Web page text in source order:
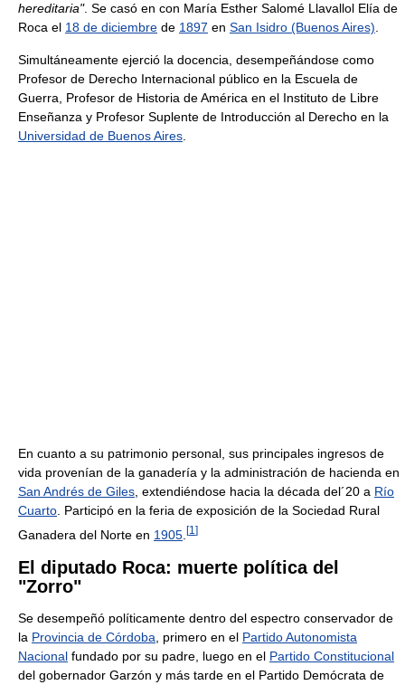
hereditaria". Se casó en con María Esther Salomé Llavallol Elía de
Roca el 18 de diciembre de 1897 en San Isidro (Buenos Aires)
Simultáneamente ejerció la docencia, desempeñándose como
Profesor de Derecho Internacional público en la Escuela de
Guerra, Profesor de Historia de América en el Instituto de Libre
Enseñanza y Profesor Suplente de Introducción al Derecho en la
Universidad de Buenos Aires
En cuanto a su patrimonio personal, sus principales ingresos de
vida provenían de la ganadería y la administración de hacienda en
San Andrés de Giles , extendiéndose hacia la década del´20 a Río
Cuarto . Participó en la feria de exposición de la Sociedad Rural
Ganadera del Norte en 1905 [1 ]
El diputado Roca: muerte política del
"Zorro"
Se desempeñó políticamente dentro del espectro conservador de
la Provincia de Córdoba , primero en el Partido Autonomista
Nacional fundado por su padre, luego en el Partido Constitucional
del gobernador Garzón y más tarde en el Partido Demócrata de